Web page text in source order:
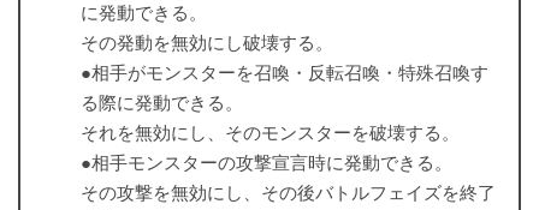
に発動できる。
その発動を無効にし破壊する。
●相手がモンスターを召喚・反転召喚・特殊召喚す
る際に発動できる。
それを無効にし、そのモンスターを破壊する。
●相手モンスターの攻撃宣言時に発動できる。
その攻撃を無効にし、その後バトルフェイズを終了